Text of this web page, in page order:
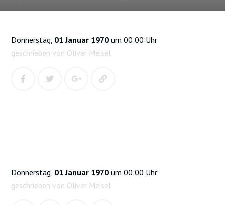
Donnerstag, 01 Januar 1970 um 00:00 Uhr
geschrieben von Oliver Meisel
Donnerstag, 01 Januar 1970 um 00:00 Uhr
geschrieben von Oliver Meisel